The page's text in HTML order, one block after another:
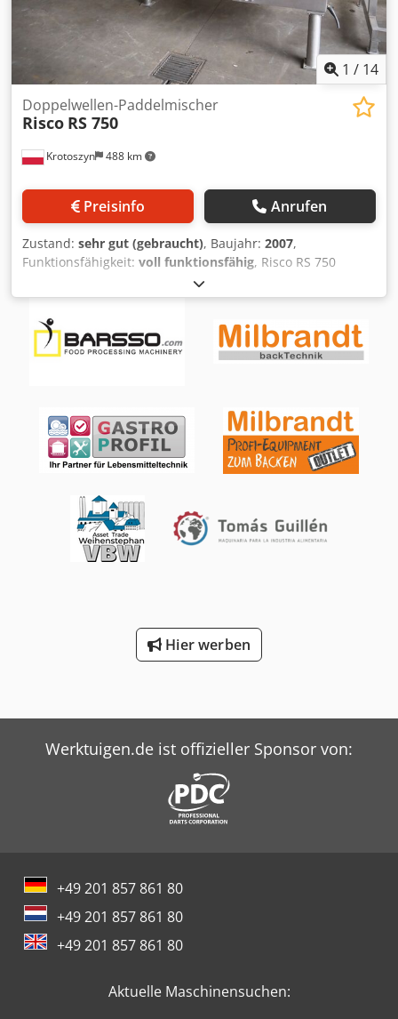
1 / 14
Krotoszyn 488 km
Doppelwellen-Paddelmischer
Risco RS 750
Preisinfo Anrufen
Zustand: sehr gut (gebraucht), Baujahr: 2007,
Funktionsfähigkeit: voll funktionsfähig, Risco RS 750
Doppelwellen-Paddelmischer Hersteller: Risco S.p.A.
Modell: RS 750 Seriennummer: 1205004 Baujahr: 2007
Stromversorgung: 400 V, 3 Phasen, 50 Hz Dedpfxox E Dars
Akvock Leistung: 7,8 kW Kapazität: 750 l Gewicht: 1010 kg
Abmessungen: 2760 × 1170 × 1720 mm Der doppelwellige
Lebensmittelproduktion. Ausgestattet mit zwei
gegenläufigen Wellen mit Paddeln sorgt er für eine
intensive, zugleich schonende und gleichmäßige
Durchmischung verschiedenster Massen — ob Fleisch,
Fassungsvermögens von 750 Litern ist das Gerät optimal
geeignet für mittlere und große Produktionsbetriebe. Die
Konstruktion gewährleistet einen stabilen Betrieb, hohe
Leistung sowie wiederholbare Mischergebnisse. Das Gerät
Hier werben
Werktuigen.de ist offizieller Sponsor von:
+49 201 857 861 80
+49 201 857 861 80
+49 201 857 861 80
Aktuelle Maschinensuchen: